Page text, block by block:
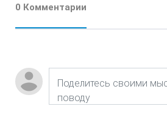
0 Комментарии